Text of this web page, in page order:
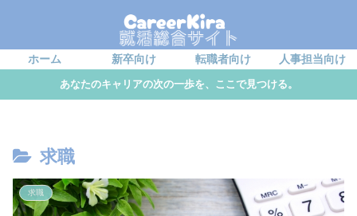
ホーム 新卒向け 転職者向け 人事担当向け
あなたのキャリアの次の一歩を、ここで見つける。
求職
求職